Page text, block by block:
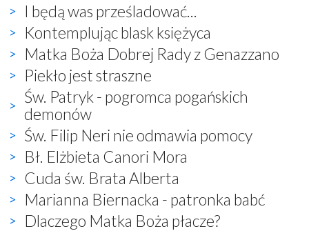
I będą was prześladować...
Kontemplując blask księżyca
Matka Boża Dobrej Rady z Genazzano
Piekło jest straszne
Św. Patryk - pogromca pogańskich
demonów
Św. Filip Neri nie odmawia pomocy
Bł. Elżbieta Canori Mora
Cuda św. Brata Alberta
Marianna Biernacka - patronka babć
Dlaczego Matka Boża płacze?